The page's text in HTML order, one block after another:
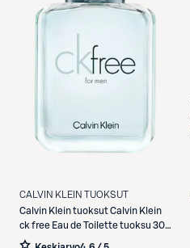
CALVIN KLEIN TUOKSUT
Calvin Klein tuoksutCalvin Klein
ck free Eau de Toilette tuoksu 30
ml